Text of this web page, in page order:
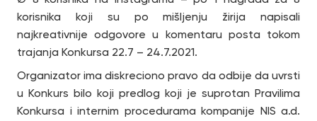
korisnika koji su po mišljenju žirija napisali
najkreativnije odgovore u komentaru posta tokom
trajanja Konkursa 22.7 – 24.7.2021.
Organizator ima diskreciono pravo da odbije da uvrsti
u Konkurs bilo koji predlog koji je suprotan Pravilima
Konkursa i internim procedurama kompanije NIS a.d.